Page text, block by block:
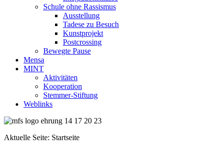
Schule ohne Rassismus
Ausstellung
Tadese zu Besuch
Kunstprojekt
Postcrossing
Bewegte Pause
Mensa
MINT
Aktivitäten
Kooperation
Stemmer-Stiftung
Weblinks
Aktuelle Seite: Startseite